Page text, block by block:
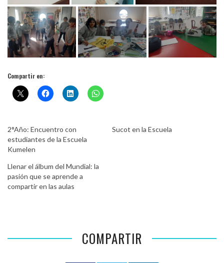
Compartir en:
2°Año: Encuentro con
estudiantes de la Escuela
Kumelen
Sucot en la Escuela
Llenar el álbum del Mundial: la
pasión que se aprende a
compartir en las aulas
COMPARTIR